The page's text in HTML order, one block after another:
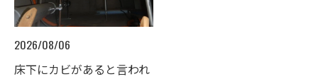
2026/08/06
床下にカビがあると言われ